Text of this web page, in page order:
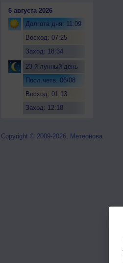
6 августа 2026
Долгота дня: 11:09
Восход: 07:25
Заход: 18:34
23-й лунный день
Посл.четв. 06/08
Восход: 01:13
Заход: 12:18
Copyright © 2009-2026, Метеонова